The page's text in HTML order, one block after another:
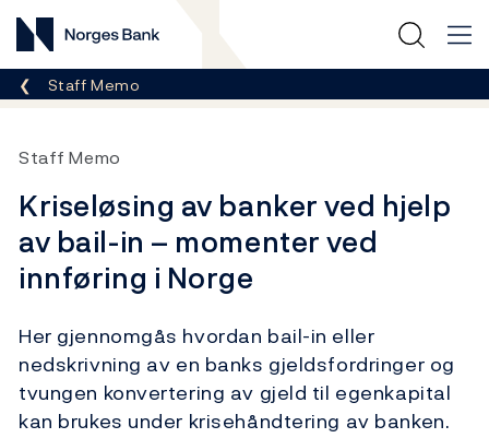
Norges Bank
Her er du nå:
Staff Memo
Staff Memo
Kriseløsing av banker ved hjelp
av bail-in – momenter ved
innføring i Norge
Her gjennomgås hvordan bail-in eller
nedskrivning av en banks gjeldsfordringer og
tvungen konvertering av gjeld til egenkapital
kan brukes under krisehåndtering av banken.